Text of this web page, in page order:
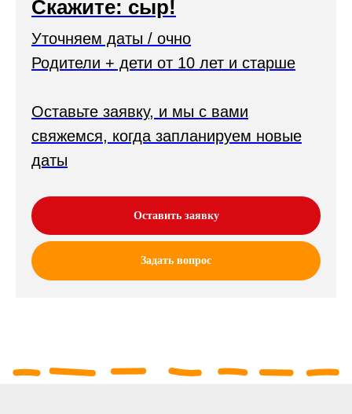
Скажите: сыр!
Уточняем даты / очно
Родители + дети от 10 лет и старше
Оставьте заявку, и мы с вами
свяжемся, когда запланируем новые
даты
Оставить заявку
Задать вопрос